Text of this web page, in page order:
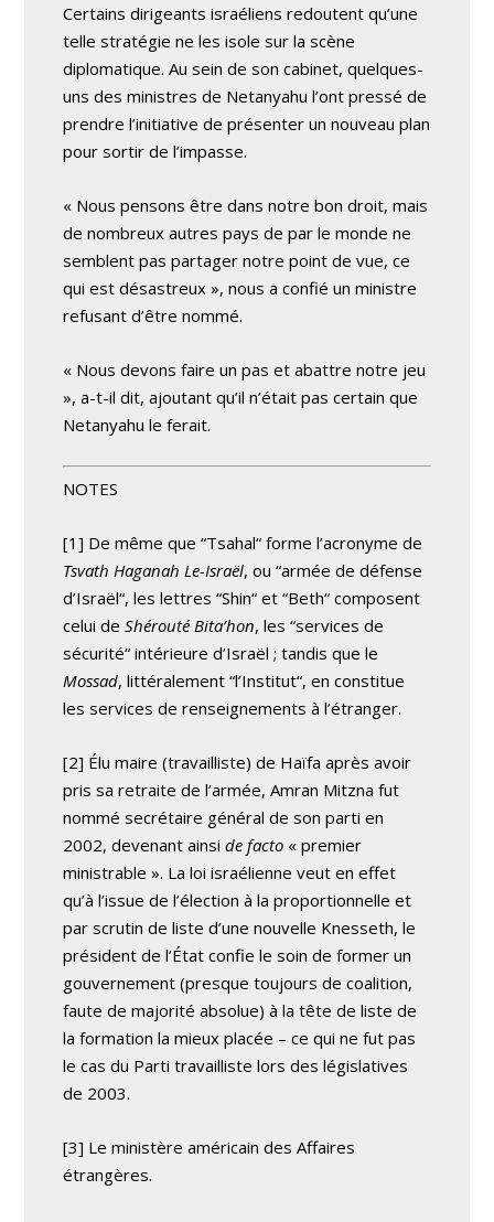
Certains dirigeants israéliens redoutent qu’une
telle stratégie ne les isole sur la scène
diplomatique. Au sein de son cabinet, quelques-
uns des ministres de Netanyahu l’ont pressé de
prendre l’initiative de présenter un nouveau plan
pour sortir de l’impasse.
« Nous pensons être dans notre bon droit, mais
de nombreux autres pays de par le monde ne
semblent pas partager notre point de vue, ce
qui est désastreux », nous a confié un ministre
refusant d’être nommé.
« Nous devons faire un pas et abattre notre jeu
», a-t-il dit, ajoutant qu’il n’était pas certain que
Netanyahu le ferait.
NOTES
[1] De même que “Tsahal“ forme l’acronyme de
Tsvath Haganah Le-Israël, ou “armée de défense
d’Israël“, les lettres “Shin“ et “Beth“ composent
celui deShérouté Bita’hon, les “services de
sécurité“ intérieure d’Israël ; tandis que le
Mossad, littéralement “l’Institut“, en constitue
les services de renseignements à l’étranger.
[2] Élu maire (travailliste) de Haïfa après avoir
pris sa retraite de l’armée, Amran Mitzna fut
nommé secrétaire général de son parti en
2002, devenant ainside facto « premier
ministrable ». La loi israélienne veut en effet
qu’à l’issue de l’élection à la proportionnelle et
par scrutin de liste d’une nouvelle Knesseth, le
président de l’État confie le soin de former un
gouvernement (presque toujours de coalition,
faute de majorité absolue) à la tête de liste de
la formation la mieux placée – ce qui ne fut pas
le cas du Parti travailliste lors des législatives
de 2003.
[3] Le ministère américain des Affaires
étrangères.